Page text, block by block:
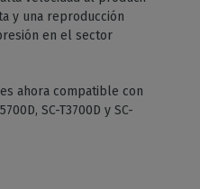
y una reproducción
en el sector
ahora compatible con
SC-T3700D y SC-